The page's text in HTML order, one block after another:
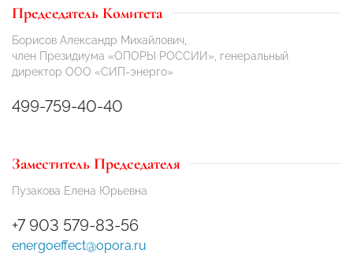
Председатель Комитета
Борисов Александр Михайлович,
член Президиума «ОПОРЫ РОССИИ», генеральный
директор ООО «СИП-энерго»
499-759-40-40
Заместитель Председателя
Пузакова Елена Юрьевна
+7 903 579-83-56
energoeffect@opora.ru